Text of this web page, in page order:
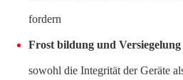
fordern
Frost bildung und Versiegelung
sowohl die Integrität der Geräte